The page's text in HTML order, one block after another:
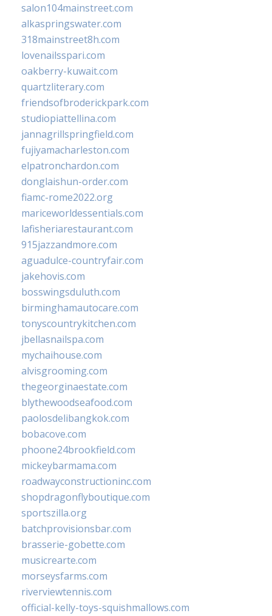
salon104mainstreet.com
alkaspringswater.com
318mainstreet8h.com
lovenailsspari.com
oakberry-kuwait.com
quartzliterary.com
friendsofbroderickpark.com
studiopiattellina.com
jannagrillspringfield.com
fujiyamacharleston.com
elpatronchardon.com
donglaishun-order.com
fiamc-rome2022.org
mariceworldessentials.com
lafisheriarestaurant.com
915jazzandmore.com
aguadulce-countryfair.com
jakehovis.com
bosswingsduluth.com
birminghamautocare.com
tonyscountrykitchen.com
jbellasnailspa.com
mychaihouse.com
alvisgrooming.com
thegeorginaestate.com
blythewoodseafood.com
paolosdelibangkok.com
bobacove.com
phoone24brookfield.com
mickeybarmama.com
roadwayconstructioninc.com
shopdragonflyboutique.com
sportszilla.org
batchprovisionsbar.com
brasserie-gobette.com
musicrearte.com
morseysfarms.com
riverviewtennis.com
official-kelly-toys-squishmallows.com